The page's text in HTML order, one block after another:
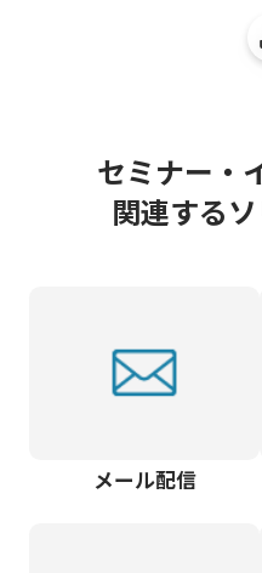
セミナー・
関連する
メール配信